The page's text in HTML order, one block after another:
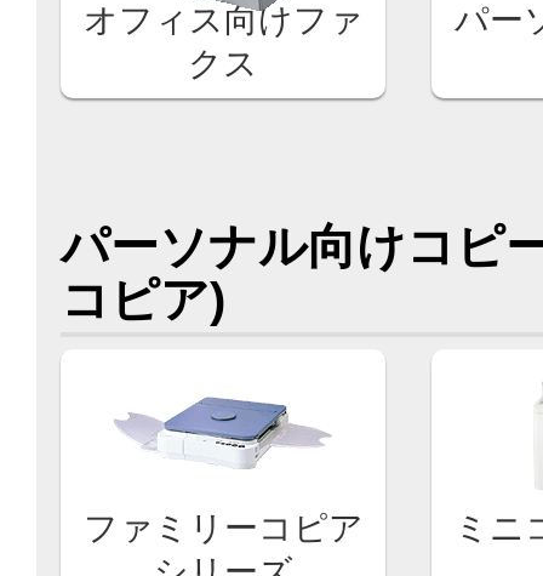
オフィス向けファ
クス
パー
パーソナル向けコピ
コピア)
ファミリーコピア
ミニ